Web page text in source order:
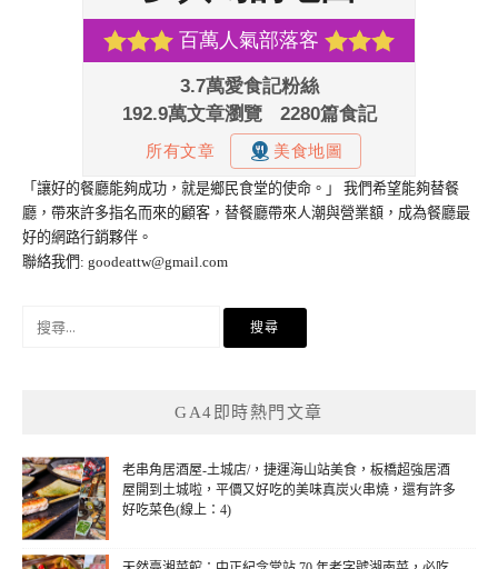
「讓好的餐廳能夠成功，就是鄉民食堂的使命。」 我們希望能夠替餐
廳，帶來許多指名而來的顧客，替餐廳帶來人潮與營業額，成為餐廳最
好的網路行銷夥伴。
聯絡我們: goodeattw@gmail.com
GA4即時熱門文章
老串角居酒屋-土城店/，捷運海山站美食，板橋超強居酒
屋開到土城啦，平價又好吃的美味真炭火串燒，還有許多
好吃菜色(線上：4)